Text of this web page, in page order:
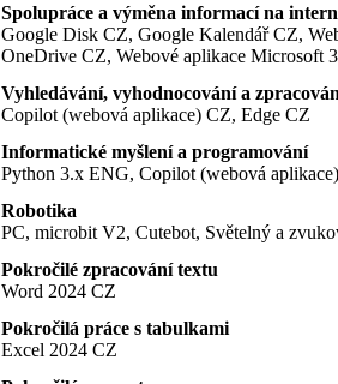
Spolupráce a výměna informací na
Google Disk CZ, Google Kalendář CZ,
OneDrive CZ, Webové aplikace Microsoft
Vyhledávání, vyhodnocování a
Copilot (webová aplikace) CZ, Edge CZ
Informatické myšlení a programování
Python 3.x ENG, Copilot (webová
Robotika
PC, microbit V2, Cutebot, Světelný a
Pokročilé zpracování textu
Word 2024 CZ
Pokročilá práce s tabulkami
Excel 2024 CZ